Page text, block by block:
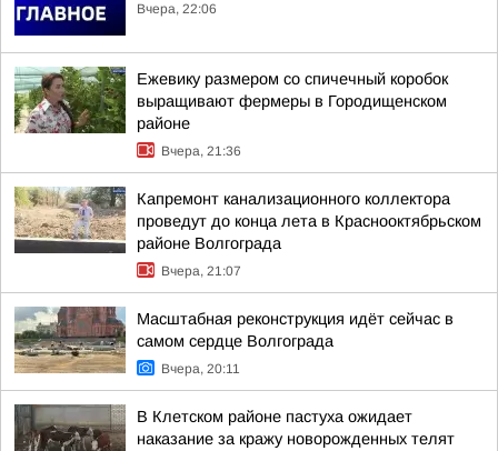
Вчера, 22:06
Ежевику размером со спичечный коробок
выращивают фермеры в Городищенском
районе
Вчера, 21:36
Капремонт канализационного коллектора
проведут до конца лета в Краснооктябрьском
районе Волгограда
Вчера, 21:07
Масштабная реконструкция идёт сейчас в
самом сердце Волгограда
Вчера, 20:11
В Клетском районе пастуха ожидает
наказание за кражу новорожденных телят